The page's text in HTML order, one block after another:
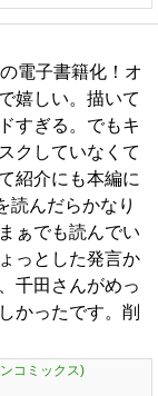
電子書籍化！オ
嬉しい。描いて
すぎる。でもキ
クしていなくて
紹介にも本編に
読んだらかなり
ぁでも読んでい
っとした発言か
千田さんがめっ
かったです。削
コミックス)